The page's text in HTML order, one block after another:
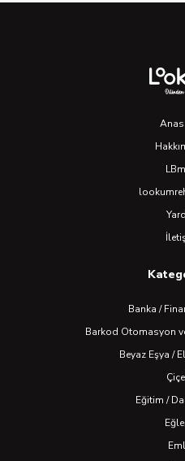
Banka /
Barkod Otomasyon
Beyaz Eşya /
Eğitim /